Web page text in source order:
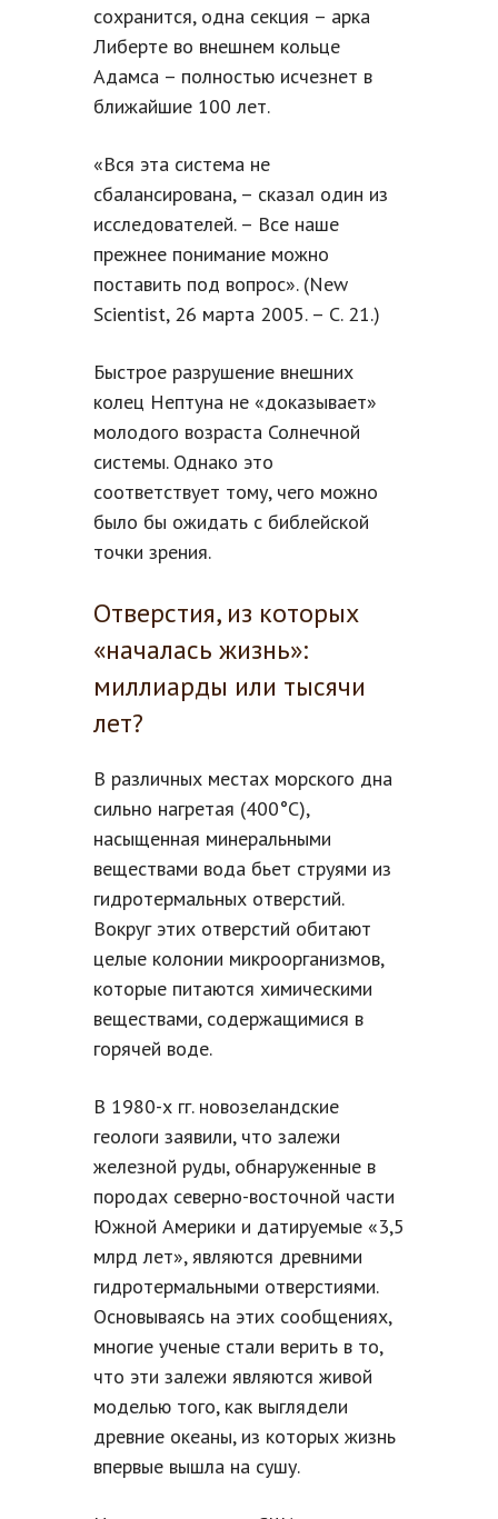
сохранится, одна секция – арка
Либерте во внешнем кольце
Адамса – полностью исчезнет в
ближайшие 100 лет.
«Вся эта система не
сбалансирована, – сказал один из
исследователей. – Все наше
прежнее понимание можно
поставить под вопрос». (New
Scientist, 26 марта 2005. – С. 21.)
Быстрое разрушение внешних
колец Нептуна не «доказывает»
молодого возраста Солнечной
системы. Однако это
соответствует тому, чего можно
было бы ожидать с библейской
точки зрения.
Отверстия, из которых
«началась жизнь»:
миллиарды или тысячи
лет?
В различных местах морского дна
сильно нагретая (400°C),
насыщенная минеральными
веществами вода бьет струями из
гидротермальных отверстий.
Вокруг этих отверстий обитают
целые колонии микроорганизмов,
которые питаются химическими
веществами, содержащимися в
горячей воде.
В 1980-х гг. новозеландские
геологи заявили, что залежи
железной руды, обнаруженные в
породах северно-восточной части
Южной Америки и датируемые «3,5
млрд лет», являются древними
гидротермальными отверстиями.
Основываясь на этих сообщениях,
многие ученые стали верить в то,
что эти залежи являются живой
моделью того, как выглядели
древние океаны, из которых жизнь
впервые вышла на сушу.